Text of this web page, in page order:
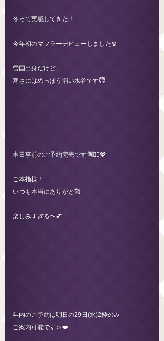
冬って実感してきた！
今年初のマフラーデビューしました🧣
雪国出身だけど、
寒さにはめっぽう弱い水谷です😇
本日事前のご予約完売です🈵🙇‍♀️💖
ご本指様！
いつも本当にありがと🥰
楽しみすぎる〜💕
年内のご予約は明日の29日(水)2枠のみ
ご案内可能です☺️❤️